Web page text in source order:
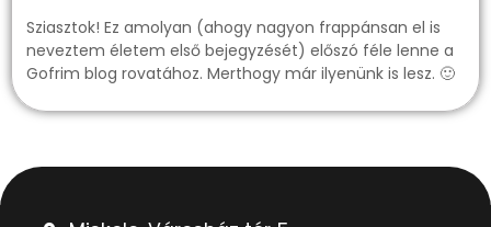
Sziasztok! Ez amolyan (ahogy nagyon frappánsan el is
neveztem életem első bejegyzését) előszó féle lenne a
Gofrim blog rovatához. Merthogy már ilyenünk is lesz. 🙂